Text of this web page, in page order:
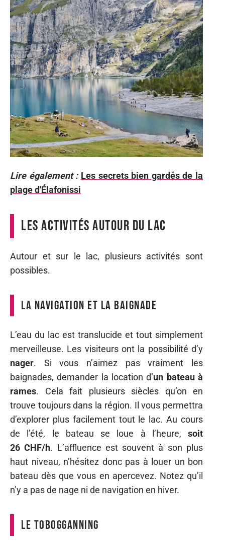
Lire également : Les secrets bien gardés de la
plage d'Élafonissi
Les activités autour du lac
Autour et sur le lac, plusieurs activités sont
possibles.
La navigation et la baignade
L’eau du lac est translucide et tout simplement
merveilleuse. Les visiteurs ont la possibilité d’y
nager. Si vous n’aimez pas vraiment les
baignades, demander la location d’un bateau à
rames. Cela fait plusieurs siècles qu’on en
trouve toujours dans la région. Il vous permettra
d’explorer plus facilement tout le lac. Au cours
de l’été, le bateau se loue à l’heure, soit
26 CHF/h. L’affluence est souvent à son plus
haut niveau, n’hésitez donc pas à louer un bon
bateau dès que vous en apercevez. Notez qu’il
n’y a pas de nage ni de navigation en hiver.
Le tobogganning